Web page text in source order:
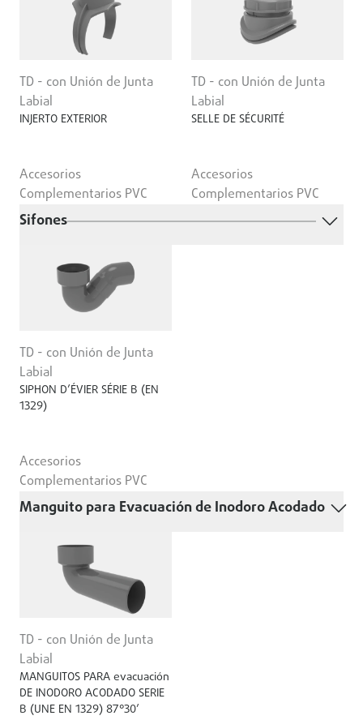
TD - con Unión de Junta
Labial
INJERTO EXTERIOR
Accesorios
Complementarios PVC
TD - con Unión de Junta
Labial
SELLE DE SÉCURITÉ
Accesorios
Complementarios PVC
Sifones
TD - con Unión de Junta
Labial
SIPHON D’ÉVIER SÉRIE B (EN
1329)
Accesorios
Complementarios PVC
Manguito para Evacuación de Inodoro Acodado
TD - con Unión de Junta
Labial
MANGUITOS PARA evacuación
DE INODORO ACODADO SERIE
B (UNE EN 1329) 87°30’